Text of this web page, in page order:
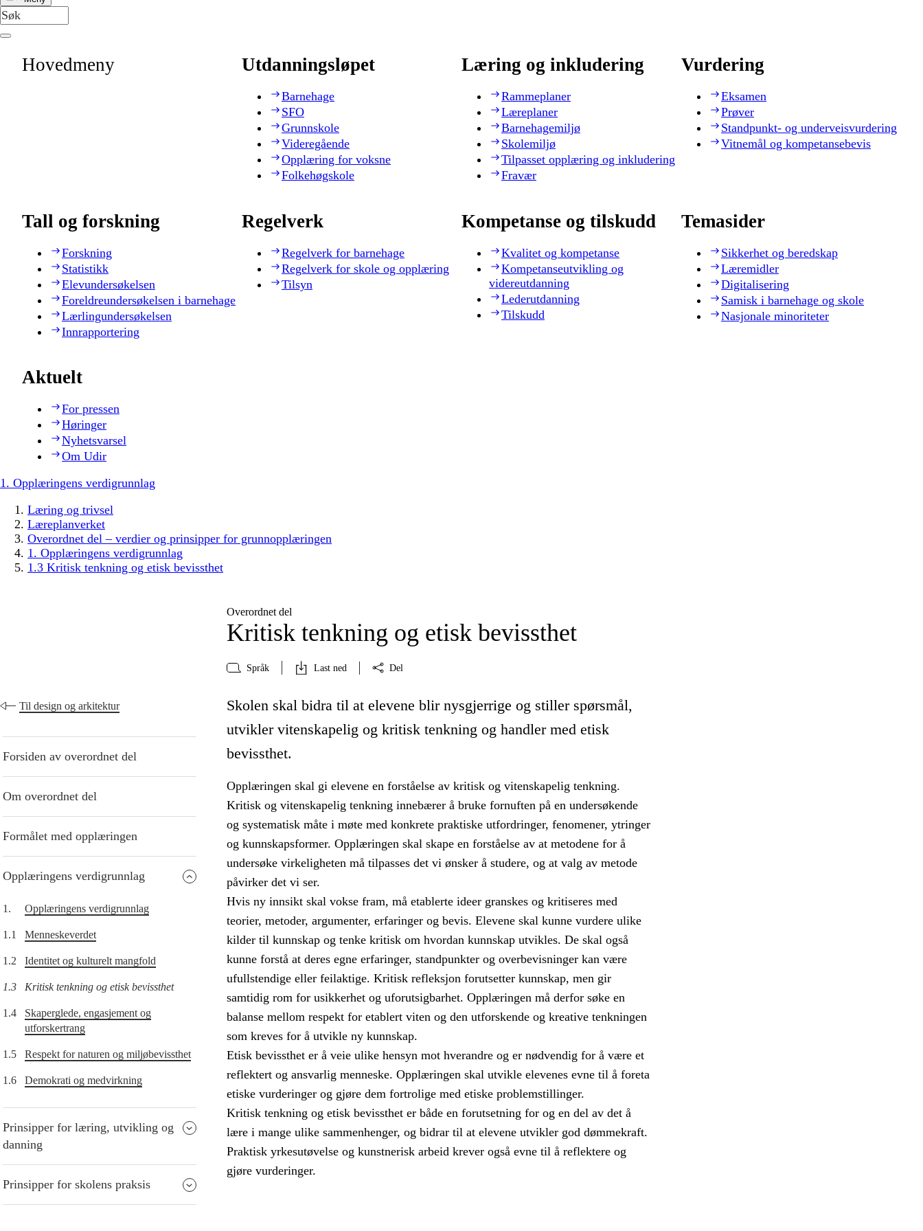
Hovedmeny Utdanningsløpet
Barnehage
SFO
Grunnskole
Videregående
Opplæring for voksne
Folkehøgskole
Læring og inkludering
Rammeplaner
Læreplaner
Barnehagemiljø
Skolemiljø
Tilpasset opplæring og inkludering
Fravær
Vurdering
Eksamen
Prøver
Standpunkt- og underveisvurdering
Vitnemål og kompetansebevis
Tall og forskning
Forskning
Statistikk
Elevundersøkelsen
Foreldreundersøkelsen i barnehage
Lærlingundersøkelsen
Innrapportering
Regelverk
Regelverk for barnehage
Regelverk for skole og opplæring
Tilsyn
Kompetanse og tilskudd
Kvalitet og kompetanse
Kompetanseutvikling og
videreutdanning
Lederutdanning
Tilskudd
Temasider
Sikkerhet og beredskap
Læremidler
Digitalisering
Samisk i barnehage og skole
Nasjonale minoriteter
Aktuelt
For pressen
Høringer
Nyhetsvarsel
Om Udir
1. Opplæringens verdigrunnlag
Læring og trivsel
Læreplanverket
Overordnet del – verdier og prinsipper for grunnopplæringen
1. Opplæringens verdigrunnlag
1.3 Kritisk tenkning og etisk bevissthet
Overordnet del
Kritisk tenkning og etisk bevissthet
Språk Last ned Del
Til design og arkitektur
Forsiden av overordnet del
Om overordnet del
Formålet med opplæringen
Opplæringens verdigrunnlag
1. Opplæringens verdigrunnlag
1.1 Menneskeverdet
1.2 Identitet og kulturelt mangfold
1.3 Kritisk tenkning og etisk bevissthet
1.4
Skaperglede, engasjement og
utforskertrang
1.5 Respekt for naturen og miljøbevissthet
1.6 Demokrati og medvirkning
Prinsipper for læring, utvikling og
danning
Prinsipper for skolens praksis
Skolen skal bidra til at elevene blir nysgjerrige og stiller spørsmål,
utvikler vitenskapelig og kritisk tenkning og handler med etisk
bevissthet.
Opplæringen skal gi elevene en forståelse av kritisk og vitenskapelig tenkning.
Kritisk og vitenskapelig tenkning innebærer å bruke fornuften på en undersøkende
og systematisk måte i møte med konkrete praktiske utfordringer, fenomener, ytringer
og kunnskapsformer. Opplæringen skal skape en forståelse av at metodene for å
undersøke virkeligheten må tilpasses det vi ønsker å studere, og at valg av metode
påvirker det vi ser.
Hvis ny innsikt skal vokse fram, må etablerte ideer granskes og kritiseres med
teorier, metoder, argumenter, erfaringer og bevis. Elevene skal kunne vurdere ulike
kilder til kunnskap og tenke kritisk om hvordan kunnskap utvikles. De skal også
kunne forstå at deres egne erfaringer, standpunkter og overbevisninger kan være
ufullstendige eller feilaktige. Kritisk refleksjon forutsetter kunnskap, men gir
samtidig rom for usikkerhet og uforutsigbarhet. Opplæringen må derfor søke en
balanse mellom respekt for etablert viten og den utforskende og kreative tenkningen
som kreves for å utvikle ny kunnskap.
Etisk bevissthet er å veie ulike hensyn mot hverandre og er nødvendig for å være et
reflektert og ansvarlig menneske. Opplæringen skal utvikle elevenes evne til å foreta
etiske vurderinger og gjøre dem fortrolige med etiske problemstillinger.
Kritisk tenkning og etisk bevissthet er både en forutsetning for og en del av det å
lære i mange ulike sammenhenger, og bidrar til at elevene utvikler god dømmekraft.
Praktisk yrkesutøvelse og kunstnerisk arbeid krever også evne til å reflektere og
gjøre vurderinger.